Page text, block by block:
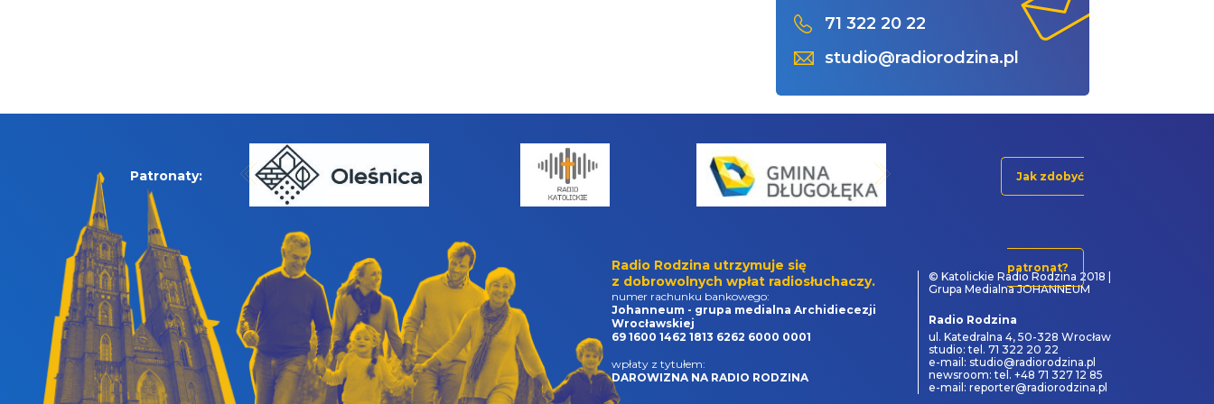
71 322 20 22
studio@radiorodzina.pl
Patronaty: Jak zdobyć
patronat?
Radio Rodzina utrzymuje się
z dobrowolnych wpłat radiosłuchaczy.
numer rachunku bankowego:
Johanneum - grupa medialna Archidiecezji
Wrocławskiej
69 1600 1462 1813 6262 6000 0001
wpłaty z tytułem:
DAROWIZNA NA RADIO RODZINA
© Katolickie Radio Rodzina 2018 |
Grupa Medialna JOHANNEUM
Radio Rodzina
ul. Katedralna 4, 50-328 Wrocław
studio: tel. 71 322 20 22
e-mail: studio@radiorodzina.pl
newsroom: tel. +48 71 327 12 85
e-mail: reporter@radiorodzina.pl